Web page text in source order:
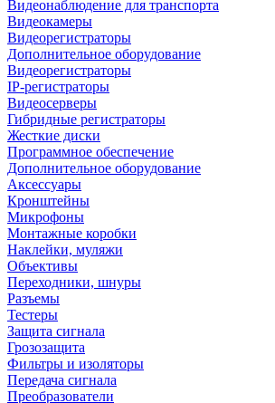
Видеонаблюдение для транспорта
Видеокамеры
Видеорегистраторы
Дополнительное оборудование
Видеорегистраторы
IP-регистраторы
Видеосерверы
Гибридные регистраторы
Жесткие диски
Программное обеспечение
Дополнительное оборудование
Аксессуары
Кронштейны
Микрофоны
Монтажные коробки
Наклейки, муляжи
Объективы
Переходники, шнуры
Разъемы
Тестеры
Защита сигнала
Грозозащита
Фильтры и изоляторы
Передача сигнала
Преобразователи